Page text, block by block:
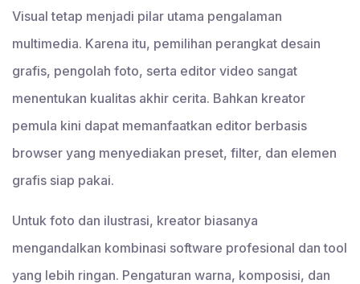
Visual tetap menjadi pilar utama pengalaman
multimedia. Karena itu, pemilihan perangkat desain
grafis, pengolah foto, serta editor video sangat
menentukan kualitas akhir cerita. Bahkan kreator
pemula kini dapat memanfaatkan editor berbasis
browser yang menyediakan preset, filter, dan elemen
grafis siap pakai.
Untuk foto dan ilustrasi, kreator biasanya
mengandalkan kombinasi software profesional dan tool
yang lebih ringan. Pengaturan warna, komposisi, dan